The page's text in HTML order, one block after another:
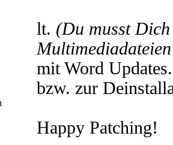
lt. (Du musst
mit Word
bzw. zur
Happy Patching!